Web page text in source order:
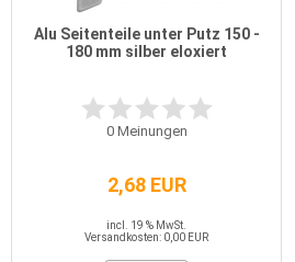
Alu Seitenteile unter Putz 150 -
180 mm silber eloxiert
0Meinungen
2,68 EUR
incl. 19 % MwSt.
Versandkosten: 0,00 EUR